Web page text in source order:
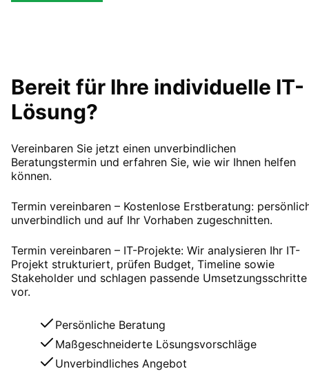
Bereit für Ihre individuelle IT-
Lösung?
Vereinbaren Sie jetzt einen unverbindlichen
Beratungstermin und erfahren Sie, wie wir Ihnen helfen
können.
Termin vereinbaren – Kostenlose Erstberatung:
unverbindlich und auf Ihr Vorhaben zugeschnitten.
Termin vereinbaren – IT-Projekte: Wir analysieren Ihr IT-
Projekt strukturiert, prüfen Budget, Timeline sowie
Stakeholder und schlagen passende Umsetzungsschritte
vor.
Persönliche Beratung
Maßgeschneiderte Lösungsvorschläge
Unverbindliches Angebot